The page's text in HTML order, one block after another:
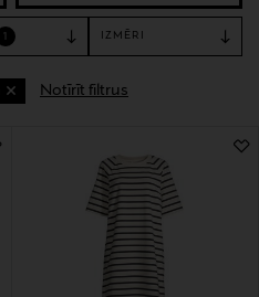
IZMĒRI
Notīrīt filtrus